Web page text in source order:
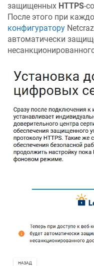
защищенных HTTPS-
После этого при
конфигуратору
автоматически